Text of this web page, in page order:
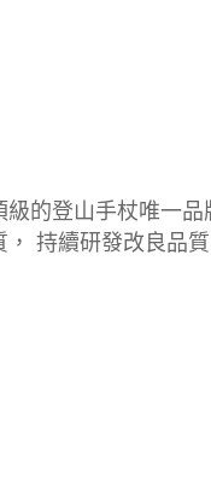
的登山手杖唯一
持續研發改良品